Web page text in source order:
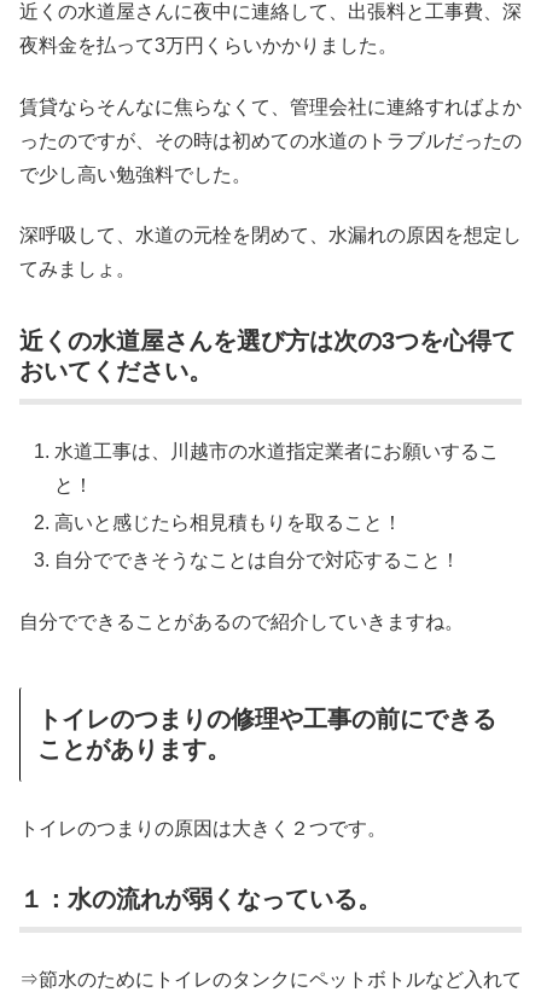
近くの水道屋さんに夜中に連絡して、出張料と工事費、深
夜料金を払って3万円くらいかかりました。
賃貸ならそんなに焦らなくて、管理会社に連絡すればよか
ったのですが、その時は初めての水道のトラブルだったの
で少し高い勉強料でした。
深呼吸して、水道の元栓を閉めて、水漏れの原因を想定し
てみましょ。
近くの水道屋さんを選び方は次の3つを心得て
おいてください。
水道工事は、川越市の水道指定業者にお願いするこ
と！
高いと感じたら相見積もりを取ること！
自分でできそうなことは自分で対応すること！
自分でできることがあるので紹介していきますね。
トイレのつまりの修理や工事の前にできる
ことがあります。
トイレのつまりの原因は大きく２つです。
１：水の流れが弱くなっている。
⇒節水のためにトイレのタンクにペットボトルなど入れて